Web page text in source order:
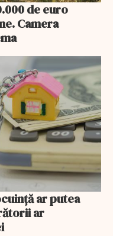
de euro
Camera
ar putea
ar